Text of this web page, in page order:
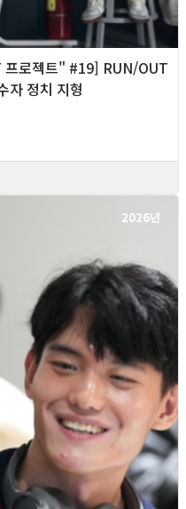
로젝트" #19] RUN/OUT
자 정치 지형
2026년